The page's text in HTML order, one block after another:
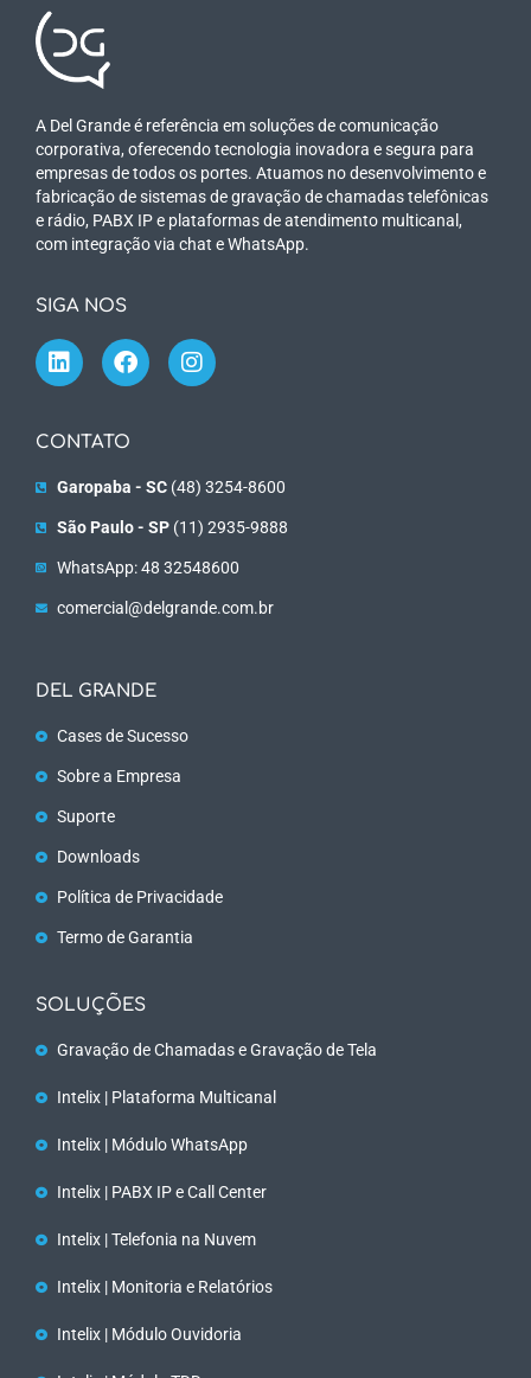
A Del Grande é referência em soluções de comunicação
corporativa, oferecendo tecnologia inovadora e segura para
empresas de todos os portes. Atuamos no desenvolvimento e
fabricação de sistemas de gravação de chamadas telefônicas
e rádio, PABX IP e plataformas de atendimento multicanal,
com integração via chat e WhatsApp.
SIGA NOS
CONTATO
Garopaba - SC(48) 3254-8600
São Paulo - SP(11) 2935-9888
WhatsApp: 48 32548600
comercial@delgrande.com.br
DEL GRANDE
Cases de Sucesso
Sobre a Empresa
Suporte
Downloads
Política de Privacidade
Termo de Garantia
SOLUÇÕES
Gravação de Chamadas e Gravação de Tela
Intelix | Plataforma Multicanal
Intelix | Módulo WhatsApp
Intelix | PABX IP e Call Center
Intelix | Telefonia na Nuvem
Intelix | Monitoria e Relatórios
Intelix | Módulo Ouvidoria